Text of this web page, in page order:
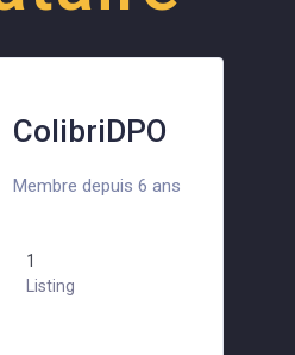
ColibriDPO
Membre depuis 6 ans
1
Listing